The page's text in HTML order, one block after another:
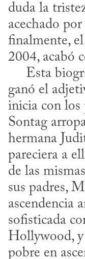
duda la
acechado
finalmente,
2004, acabó
ganó el
inicia con los
Sontag
hermana
pareciera a
de las
sus padres,
ascendencia
sofisticada
Hollywood, y
pobre en